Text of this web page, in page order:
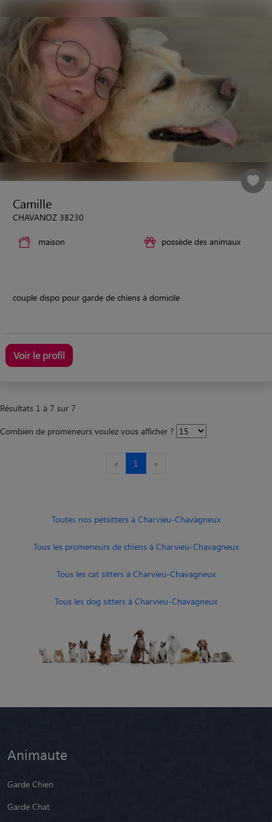
Camille
CHAVANOZ 38230
maison possède des animaux
couple dispo pour garde de chiens à domicile
Voir le profil
Résultats 1 à 7 sur 7
Combien de promeneurs voulez vous afficher ?
« 1 »
Toutes nos petsitters à Charvieu-Chavagneux
Tous les promeneurs de chiens à Charvieu-Chavagneux
Tous les cat sitters à Charvieu-Chavagneux
Tous les dog sitters à Charvieu-Chavagneux
Animaute
Garde Chien
Garde Chat